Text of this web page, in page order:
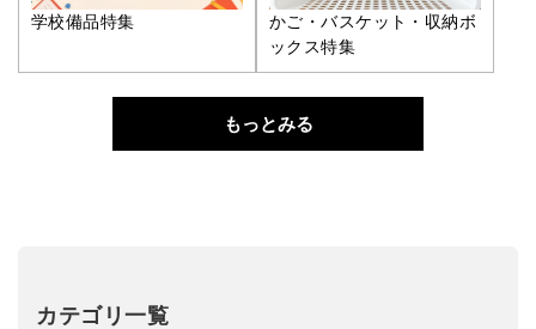
学校備品特集
かご・バスケット・収納ボ
ックス特集
もっとみる
カテゴリ一覧